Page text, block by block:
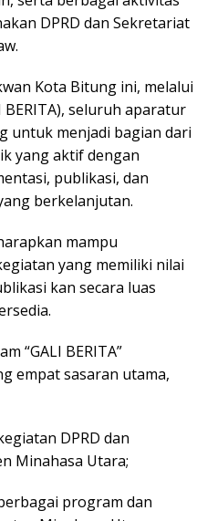
DPRD dan Sekretariat
Kota Bitung ini, melalui
BERITA), seluruh aparatur
untuk menjadi bagian dari
yang aktif dengan
publikasi, dan
berkelanjutan.
mampu
yang memiliki nilai
kan secara luas
“GALI BERITA”
empat sasaran utama,
DPRD dan
Minahasa Utara;
program dan